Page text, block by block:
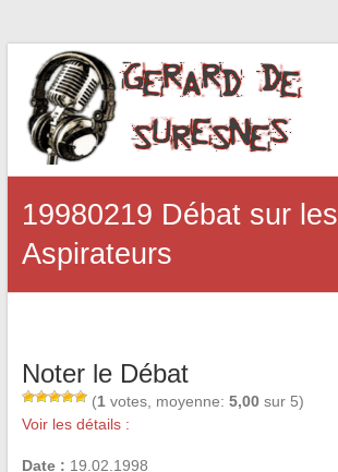
19980219 Débat sur les
Aspirateurs
Noter le Débat
(1 votes, moyenne: 5,00sur 5)
Voir les détails :
Date : 19.02.1998